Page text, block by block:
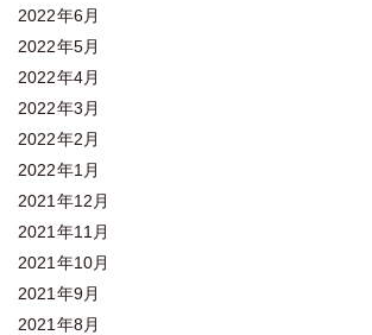
2022年6月
2022年5月
2022年4月
2022年3月
2022年2月
2022年1月
2021年12月
2021年11月
2021年10月
2021年9月
2021年8月